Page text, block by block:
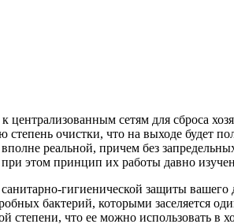
сетям для сброса
очистки, что на выходе будет
реальной, причем без
этом принцип их работы давно
гигиенической защиты
бактерий, которыми заселяется
степени, что ее можно использовать